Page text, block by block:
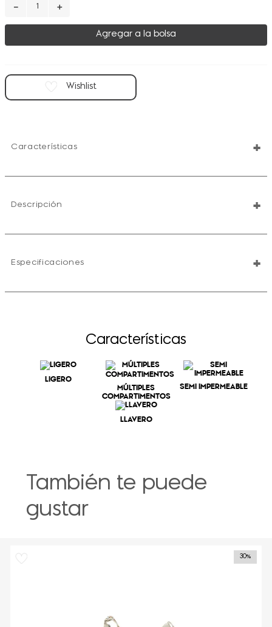
＋
－
Agregar a la bolsa
Características +
Descripción +
Especificaciones +
Características
LIGERO
MÚLTIPLES
COMPARTIMENTOS
SEMI IMPERMEABLE
LLAVERO
También te puede
gustar
30%